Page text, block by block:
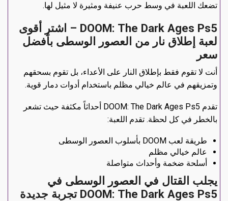
تضعك اللعبة في وسط حرب عنيفة ومثيرة لا مثيل لها.
DOOM: The Dark Ages Ps5 – اشترِ أقوى
لعبة إطلاق نار من العصور الوسطى بأفضل
سعر
أنت لا تقوم فقط بإطلاق النار على الأعداء، بل تقوم بسحقهم
وتمزيقهم في عالم خيالي مظلم باستخدام أدوات دمار قوية.
تقدم DOOM: The Dark Ages Ps5 أحداثاً مكثفة حيث تشعر
بالخطر في كل لحظة. تقدم اللعبة:
طريقة لعب DOOM بأسلوب العصور الوسطى
عالم خيالي مظلم
أسلحة ضخمة وأحداث متواصلة
يجلب القتال في العصور الوسطى في
DOOM: The Dark Ages Ps5 تجربة جديدة